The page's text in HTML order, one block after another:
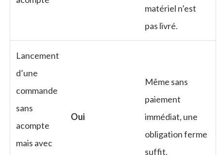
matériel n’est
pas livré.
Lancement
d’une
commande
sans
acompte
mais avec
Oui
Même sans
paiement
immédiat, une
obligation ferme
suffit.